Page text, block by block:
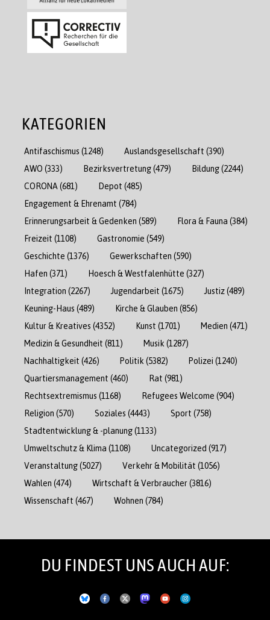
KATEGORIEN
Antifaschismus (1248) Auslandsgesellschaft (390)
AWO (333) Bezirksvertretung(479) Bildung(2244)
CORONA (681) Depot (485)
Engagement & Ehrenamt (784)
Erinnerungsarbeit & Gedenken (589) Flora & Fauna (384)
Freizeit (1108) Gastronomie (549)
Geschichte (1376) Gewerkschaften (590)
Hafen (371) Hoesch & Westfalenhütte (327)
Integration (2267) Jugendarbeit (1675) Justiz(489)
Keuning-Haus (489) Kirche & Glauben (856)
Kultur & Kreatives (4352) Kunst (1701) Medien (471)
Medizin & Gesundheit (811) Musik (1287)
Nachhaltigkeit (426) Politik (5382) Polizei (1240)
Quartiersmanagement (460) Rat (981)
Rechtsextremismus (1168) Refugees Welcome (904)
Religion (570) Soziales (4443) Sport (758)
Stadtentwicklung & -planung(1133)
Umweltschutz & Klima (1108) Uncategorized (917)
Veranstaltung(5027) Verkehr & Mobilität (1056)
Wahlen (474) Wirtschaft & Verbraucher(3816)
Wissenschaft (467) Wohnen (784)
DU FINDEST UNS AUCH AUF: